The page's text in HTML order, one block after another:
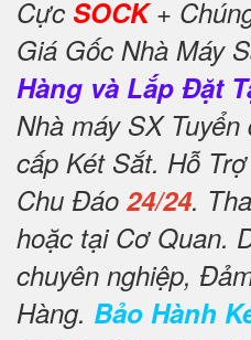
Cực SOCK+
Giá Gốc Nhà Máy
Hàng và Lắp Đặt
Nhà máy SX
cấp Két Sắt. Hỗ
Chu Đáo 24/24.
hoặc tại Cơ Quan.
chuyên nghiệp,
Hàng. Bảo Hành